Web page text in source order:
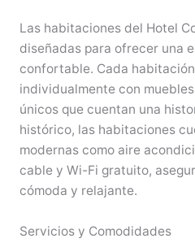
Las habitaciones del Hotel
diseñadas para ofrecer una
confortable. Cada
individualmente con
únicos que cuentan una
histórico, las habitaciones
modernas como aire
cable y Wi-Fi gratuito,
cómoda y relajante.
Servicios y Comodidades